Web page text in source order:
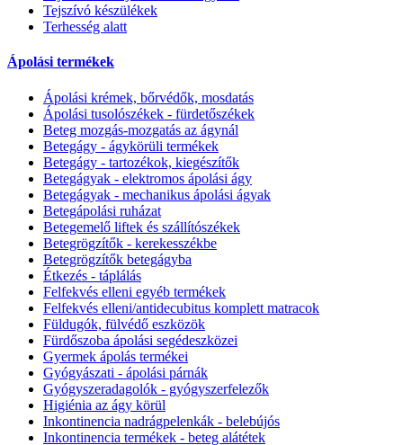
Tejszívó készülékek
Terhesség alatt
Ápolási termékek
Ápolási krémek, bőrvédők, mosdatás
Ápolási tusolószékek - fürdetőszékek
Beteg mozgás-mozgatás az ágynál
Betegágy - ágykörüli termékek
Betegágy - tartozékok, kiegészítők
Betegágyak - elektromos ápolási ágy
Betegágyak - mechanikus ápolási ágyak
Betegápolási ruházat
Betegemelő liftek és szállítószékek
Betegrögzítők - kerekesszékbe
Betegrögzítők betegágyba
Étkezés - táplálás
Felfekvés elleni egyéb termékek
Felfekvés elleni/antidecubitus komplett matracok
Füldugók, fülvédő eszközök
Fürdőszoba ápolási segédeszközei
Gyermek ápolás termékei
Gyógyászati - ápolási párnák
Gyógyszeradagolók - gyógyszerfelezők
Higiénia az ágy körül
Inkontinencia nadrágpelenkák - belebújós
Inkontinencia termékek - beteg alátétek